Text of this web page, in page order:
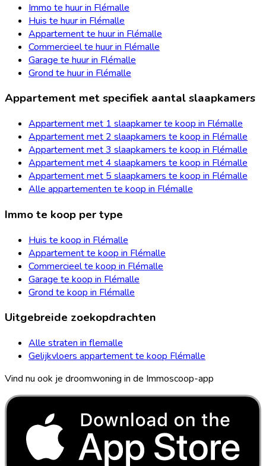
Immo te huur in Flémalle
Huis te huur in Flémalle
Appartement te huur in Flémalle
Commercieel te huur in Flémalle
Garage te huur in Flémalle
Grond te huur in Flémalle
Appartement met specifiek aantal slaapkamers
Appartement met 1 slaapkamer te koop in Flémalle
Appartement met 2 slaapkamers te koop in Flémalle
Appartement met 3 slaapkamers te koop in Flémalle
Appartement met 4 slaapkamers te koop in Flémalle
Appartement met 5 slaapkamers te koop in Flémalle
Alle appartementen te koop in Flémalle
Immo te koop per type
Huis te koop in Flémalle
Appartement te koop in Flémalle
Commercieel te koop in Flémalle
Garage te koop in Flémalle
Grond te koop in Flémalle
Uitgebreide zoekopdrachten
Alle straten in flemalle
Gelijkvloers appartement te koop Flémalle
Vind nu ook je droomwoning in de Immoscoop-app